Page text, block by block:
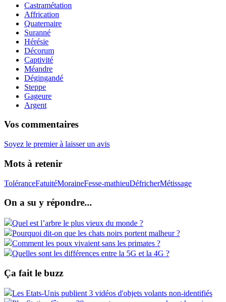
Castramétation
Affrication
Quaternaire
Suranné
Hérésie
Décorum
Captivité
Méandre
Dégingandé
Steppe
Gageure
Argent
Vos commentaires
Soyez le premier à laisser un avis
Mots à retenir
ToléranceFatuitéMoraineFesse-mathieuDéfricherMétissage
On a su y répondre...
Quel est l’arbre le plus vieux du monde ?
Pourquoi dit-on que les chats noirs portent malheur ?
Comment les poux vivaient sans les primates ?
Quelles sont les différences entre la 5G et la 4G ?
Ça fait le buzz
Les Etats-Unis publient 3 vidéos d'objets volants non-identifiés